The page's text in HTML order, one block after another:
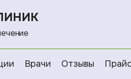
Врачи Отзывы